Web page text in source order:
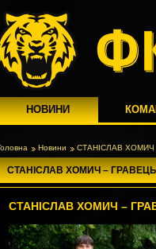
НОВИНИ
Новини СТАНІСЛАВ ХОМИЧ
СТАНІСЛАВ ХОМИЧ – ГРАВЕЦЬ
СТАНІСЛАВ ХОМИЧ –